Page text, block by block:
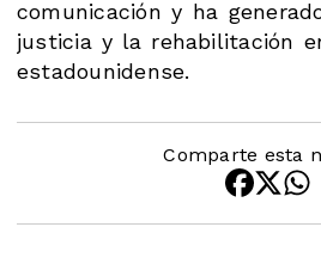
comunicación y ha
justicia y la rehabilitación
estadounidense.
Comparte esta